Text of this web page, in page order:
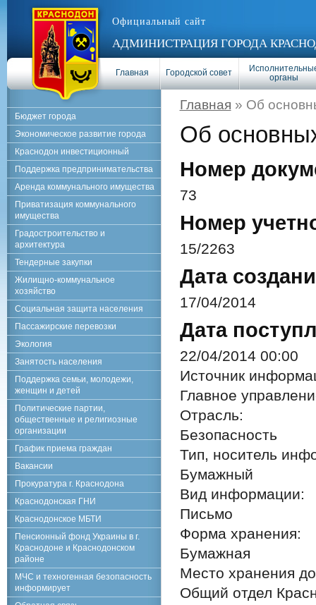
Официальный сайт
АДМИНИСТРАЦИЯ ГОРОДА
Главная Городской совет
органы
Главная » Об
Об
Номер
73
Номер
15/2263
Дата
17/04/2014
Дата
22/04/2014 00:00
Источник
Главное
Отрасль:
Безопасность
Тип, носитель
Бумажный
Вид информации:
Письмо
Форма хранения:
Бумажная
Место хранения
Общий отдел
Бюджет города
Экономическое развитие города
Краснодон инвестиционный
Поддержка предпринимательства
Аренда коммунального имущества
Приватизация коммунального
имущества
Градостроительство и
архитектура
Тендерные закупки
Жилищно-коммунальное
хозяйство
Социальная защита населения
Пассажирские перевозки
Экология
Занятость населения
Поддержка семьи, молодежи,
женщин и детей
Политические партии,
общественные и религиозные
организации
График приема граждан
Вакансии
Прокуратура г. Краснодона
Краснодонская ГНИ
Краснодонское МБТИ
Пенсионный фонд Украины в г.
Краснодоне и Краснодонском
районе
МЧС и техногенная безопасность
информирует